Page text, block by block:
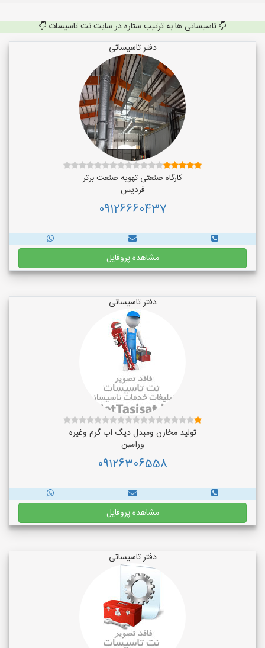
تاسیساتی ها به ترتیب ستاره در سایت نت تاسیسات
دفتر تاسیساتی
کارگاه صنعتی تهویه صنعت برتر
فردیس
09126660437
مشاهده پروفایل
دفتر تاسیساتی
تولید مخازن ومبدل دیگ اب گرم وغیره
ورامین
09126306558
مشاهده پروفایل
دفتر تاسیساتی